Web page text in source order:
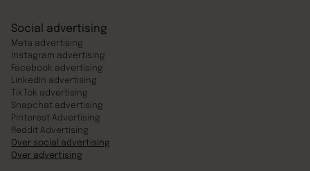
Social advertising
Meta advertising
Instagram advertising
Facebook advertising
LinkedIn advertising
TikTok advertising
Snapchat advertising
Pinterest Advertising
Reddit Advertising
Over social advertising
Over advertising